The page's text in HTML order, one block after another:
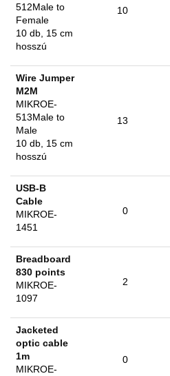
512Male to
Female
10 db, 15 cm
hosszú
10
Wire Jumper
M2M
MIKROE-
513Male to
Male
10 db, 15 cm
hosszú
13
USB-B
Cable
MIKROE-
1451
0
Breadboard
830 points
MIKROE-
1097
2
Jacketed
optic cable
1m
MIKROE-
0